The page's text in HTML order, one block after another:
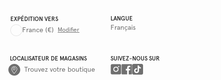
EXPÉDITION VERS
France (€) Modifier
LANGUE
Français
LOCALISATEUR DE MAGASINS
Trouvez votre boutique
SUIVEZ-NOUS SUR